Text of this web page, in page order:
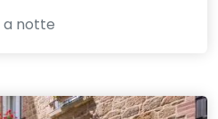
a notte